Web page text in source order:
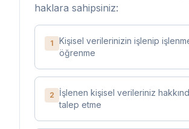
haklara sahipsiniz:
1
Kişisel verilerinizin işlenip
öğrenme
2
İşlenen kişisel verileriniz
talep etme